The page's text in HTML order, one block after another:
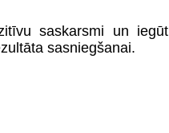
saskarsmi un iegūt
sasniegšanai.